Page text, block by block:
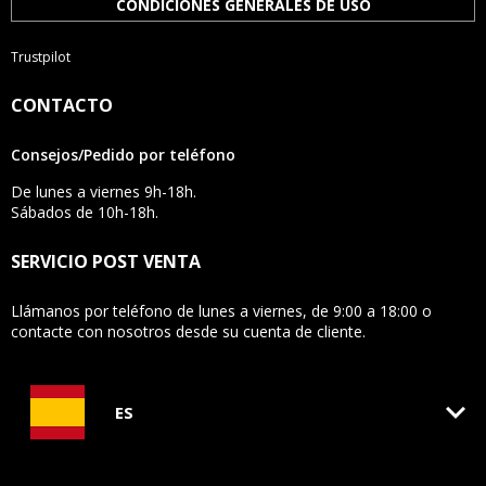
CONTACTO
Consejos/Pedido por teléfono
De lunes a viernes 9h-18h.
Sábados de 10h-18h.
SERVICIO POST VENTA
Llámanos por teléfono de lunes a viernes, de 9:00 a 18:00 o
contacte con nosotros desde su cuenta de cliente.
ES keyboard_arrow_down
CONDICIONES GENERALES DE USO
Trustpilot